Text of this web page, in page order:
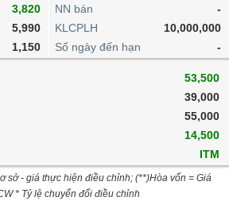
3,820
5,990
1,150
NN bán
-
KLCPLH
10,000,000
Số ngày đến hạn
-
53,500
39,000
55,000
14,500
ITM
sở - giá thực hiện điều chỉnh; (**)Hòa vốn = Giá
* Tỷ lệ chuyển đổi điều chỉnh